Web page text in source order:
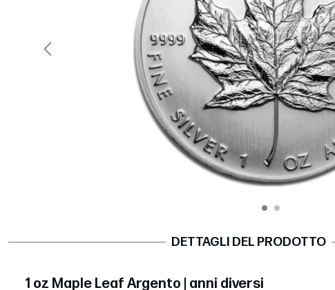
Precedente
DETTAGLI DEL PRODOTTO
1 oz Maple Leaf Argento | anni diversi